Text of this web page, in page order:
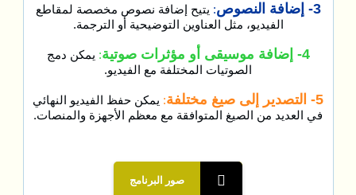
3- إضافة النصوص : يتيح إضافة نصوص مخصصة لمقاطع
الفيديو، مثل العناوين التوضيحية أو الترجمة.
4- إضافة موسيقى أو مؤثرات صوتية : يمكن دمج
الصوتيات المختلفة مع الفيديو.
5- التصدير إلى صيغ مختلفة : يمكن حفظ الفيديو النهائي
في العديد من الصيغ المتوافقة مع معظم الأجهزة والمنصات.
صور البرنامج